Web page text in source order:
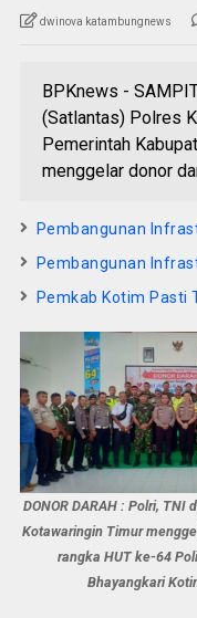
dwinova katambungnews
BPKnews -
(Satlantas) Polres
Pemerintah
menggelar donor
Pembangunan
Pembangunan
Pemkab Kotim Pasti
DONOR DARAH : Polri,
Kotawaringin Timur
rangka HUT ke-64
Bhayangkari